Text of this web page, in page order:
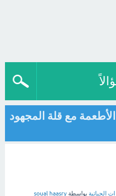
مع قلة المجهود
الحياتية بواسطة soual haasry